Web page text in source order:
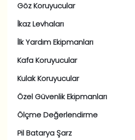
Göz Koruyucular
İkaz Levhaları
İlk Yardım Ekipmanları
Kafa Koruyucular
Kulak Koruyucular
Özel Güvenlik Ekipmanları
Ölçme Değerlendirme
Pil Batarya Şarz